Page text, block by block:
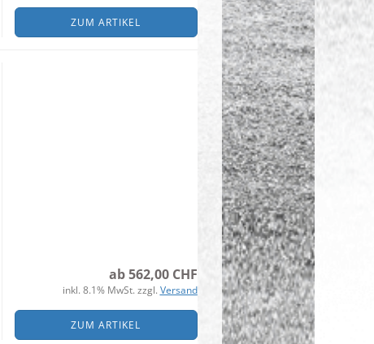
ZUM ARTIKEL
ab 562,00 CHF
inkl. 8.1% MwSt. zzgl. Versand
ZUM ARTIKEL